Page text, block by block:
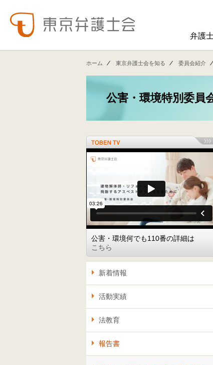
弁護
ホーム 東京弁護士会を知る 委員会紹介
公害・環境特別委員
公害・環境何でも110番の詳細は
こちら
新着情報
活動実績
法教育
報告書